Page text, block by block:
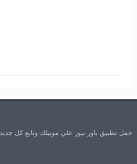
حمل تطبيق باور نيوز علي موبيلك وتابع كل جديد